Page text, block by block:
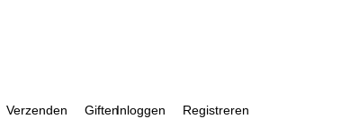
Verzenden GiftenInloggen Registreren